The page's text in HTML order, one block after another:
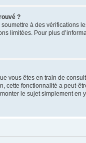
?
à des vérifications
limitées. Pour plus
vous êtes en train de
cette fonctionnalité a peut-
le sujet simplement